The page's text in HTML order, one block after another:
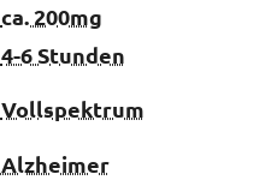
ca. 200mg
4-6 Stunden
Vollspektrum
Alzheimer